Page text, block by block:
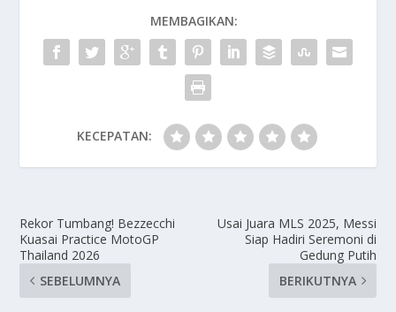
MEMBAGIKAN:
KECEPATAN:
Rekor Tumbang! Bezzecchi
Kuasai Practice MotoGP
Thailand 2026
SEBELUMNYA
Usai Juara MLS 2025, Messi
Siap Hadiri Seremoni di
Gedung Putih
BERIKUTNYA